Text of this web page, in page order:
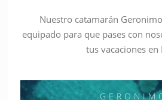
Nuestro catamarán
equipado para que pases con
tus vacaciones en